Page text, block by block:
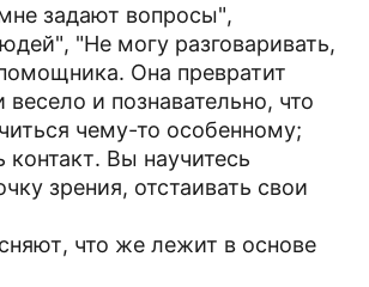
задают вопросы",
"Не могу разговаривать,
Она превратит
и познавательно, что
чему-то особенному;
Вы научитесь
зрения, отстаивать свои
что же лежит в основе